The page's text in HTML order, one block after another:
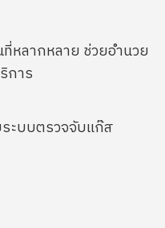
หลากหลาย ช่วยอำนวย
การ
ะบบตรวจจับแก๊ส